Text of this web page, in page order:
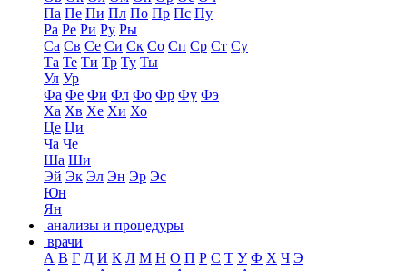
Па Пе Пи Пл По Пр Пс Пу
Ра Ре Ри Ру Ры
Са Св Се Си Ск Со Сп Ср Ст Су
Та Те Ти Тр Ту Ты
Ул Ур
Фа Фе Фи Фл Фо Фр Фу Фэ
Ха Хв Хе Хи Хо
Це Ци
Ча Че
Ша Ши
Эй Эк Эл Эн Эр Эс
Юн
Ян
анализы и процедуры
врачи
А В Г Д И К Л М Н О П Р С Т У Ф Х Ч Э